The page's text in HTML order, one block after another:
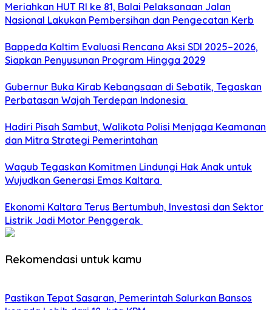
Meriahkan HUT RI ke 81, Balai Pelaksanaan Jalan
Nasional Lakukan Pembersihan dan Pengecatan Kerb
Bappeda Kaltim Evaluasi Rencana Aksi SDI 2025–2026,
Siapkan Penyusunan Program Hingga 2029
Gubernur Buka Kirab Kebangsaan di Sebatik, Tegaskan
Perbatasan Wajah Terdepan Indonesia
Hadiri Pisah Sambut, Walikota Polisi Menjaga Keamanan
dan Mitra Strategi Pemerintahan
Wagub Tegaskan Komitmen Lindungi Hak Anak untuk
Wujudkan Generasi Emas Kaltara
Ekonomi Kaltara Terus Bertumbuh, Investasi dan Sektor
Listrik Jadi Motor Penggerak
Rekomendasi untuk kamu
Pastikan Tepat Sasaran, Pemerintah Salurkan Bansos